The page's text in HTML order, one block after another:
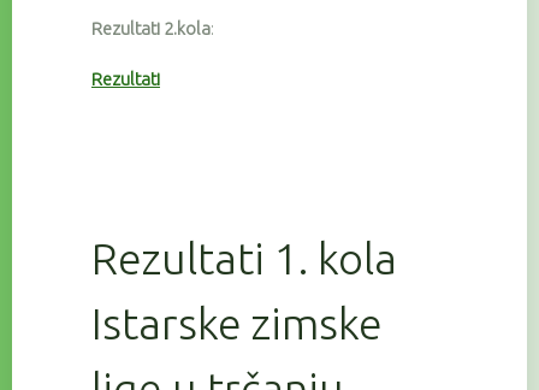
Rezultati 2.kola:
Rezultati
Rezultati 1. kola
Istarske zimske